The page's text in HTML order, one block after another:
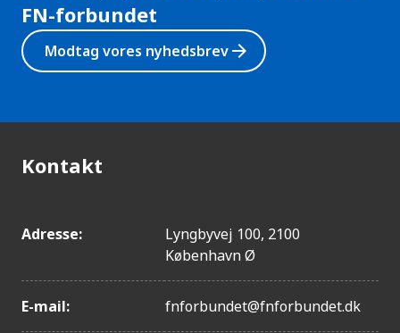
FN-forbundet
Modtag vores nyhedsbrevarrow_forward
Kontakt
Adresse:
Lyngbyvej 100, 2100
København Ø
E-mail: fnforbundet@fnforbundet.dk